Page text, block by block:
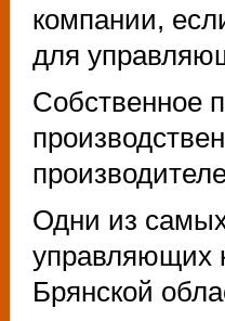
компании,
для
Собственное
Одни из
управляющих
Брянской